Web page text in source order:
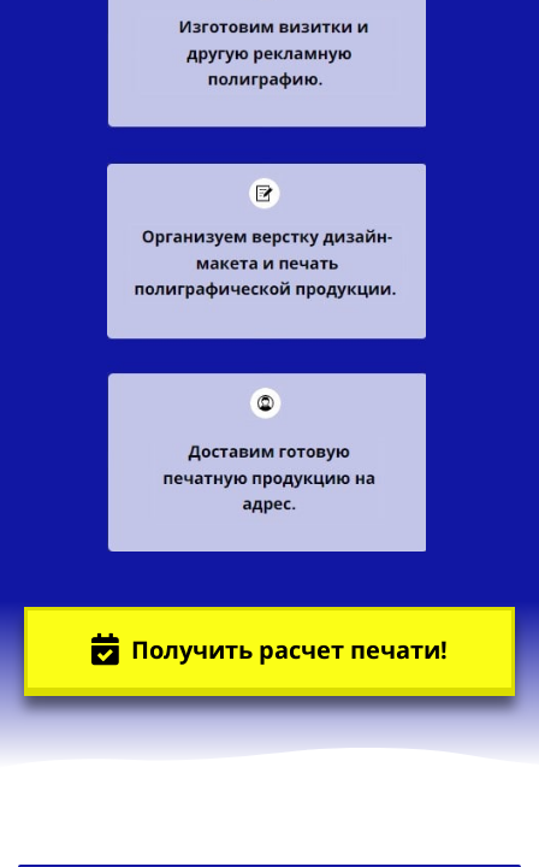
Получить расчет печати!